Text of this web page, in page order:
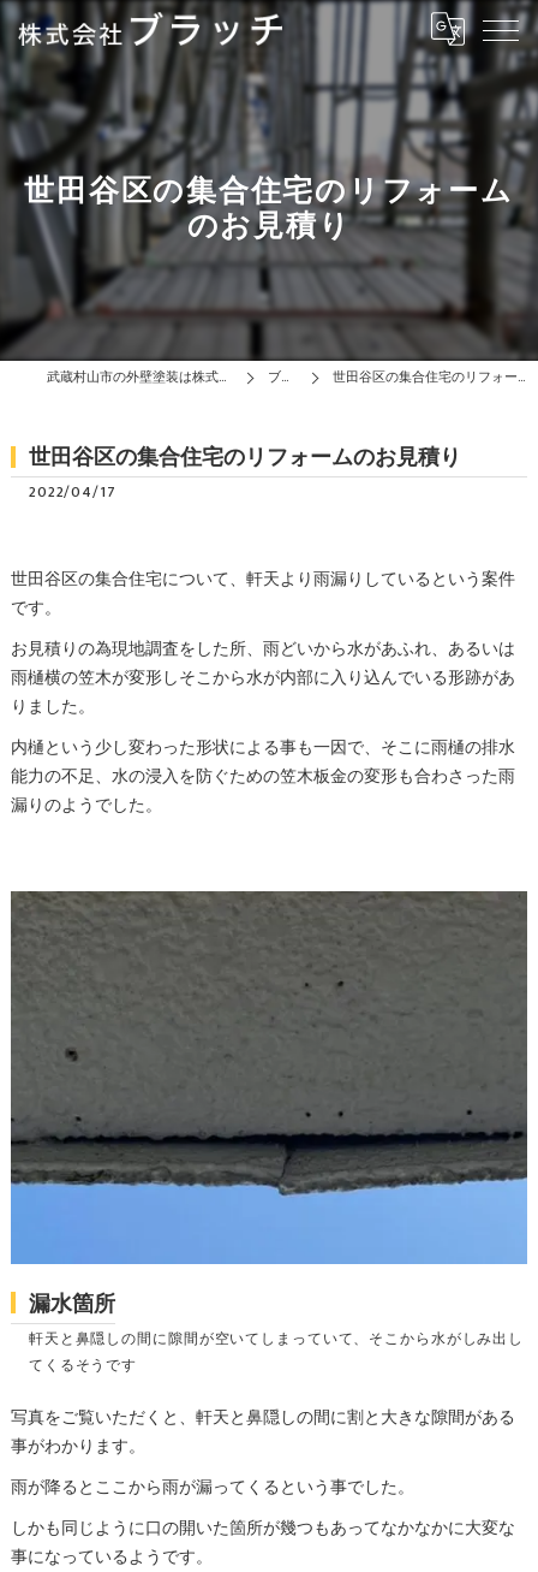
世田谷区の集合住宅のリフォーム
のお見積り
武蔵村山市の外壁塗装は株式会社ブラッチ ブログ 世田谷区の集合住宅のリフォームのお見積り
世田谷区の集合住宅のリフォームのお見積り
2022/04/17
世田谷区の集合住宅について、軒天より雨漏りしているという案件
です。
お見積りの為現地調査をした所、雨どいから水があふれ、あるいは
雨樋横の笠木が変形しそこから水が内部に入り込んでいる形跡があ
りました。
内樋という少し変わった形状による事も一因で、そこに雨樋の排水
能力の不足、水の浸入を防ぐための笠木板金の変形も合わさった雨
漏りのようでした。
漏水箇所
軒天と鼻隠しの間に隙間が空いてしまっていて、そこから水がしみ出し
てくるそうです
写真をご覧いただくと、軒天と鼻隠しの間に割と大きな隙間がある
事がわかります。
雨が降るとここから雨が漏ってくるという事でした。
しかも同じように口の開いた箇所が幾つもあってなかなかに大変な
事になっているようです。